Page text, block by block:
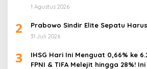
1 Agustus 2026
2 Prabowo Sindir Elite Sepatu
31 Juli 2026
3
IHSG Hari Ini Menguat 0,66% ke
FPNI & TIFA Melejit hingga 28%!